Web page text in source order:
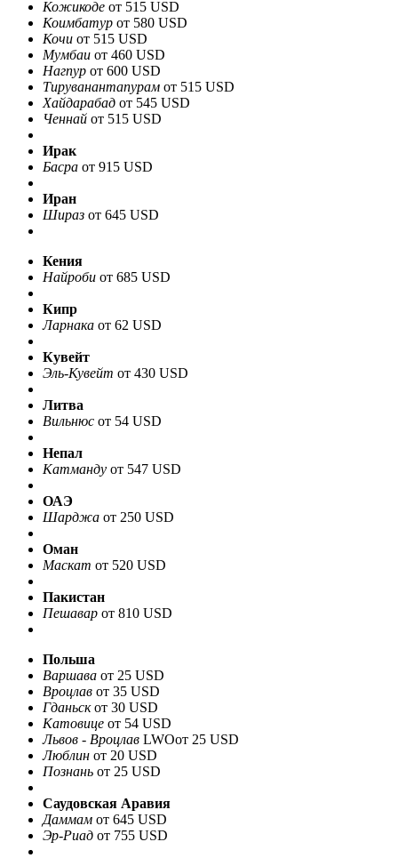
Кожикоде от 515 USD
Коимбатур от 580 USD
Кочи от 515 USD
Мумбаи от 460 USD
Нагпур от 600 USD
Тируванантапурам от 515 USD
Хайдарабад от 545 USD
Ченнай от 515 USD
Ирак
Басра от 915 USD
Иран
Шираз от 645 USD
Кения
Найроби от 685 USD
Кипр
Ларнака от 62 USD
Кувейт
Эль-Кувейт от 430 USD
Литва
Вильнюс от 54 USD
Непал
Катманду от 547 USD
ОАЭ
Шарджа от 250 USD
Оман
Маскат от 520 USD
Пакистан
Пешавар от 810 USD
Польша
Варшава от 25 USD
Вроцлав от 35 USD
Гданьск от 30 USD
Катовице от 54 USD
Львов - Вроцлав LWOот 25 USD
Люблин от 20 USD
Познань от 25 USD
Саудовская Аравия
Даммам от 645 USD
Эр-Риад от 755 USD